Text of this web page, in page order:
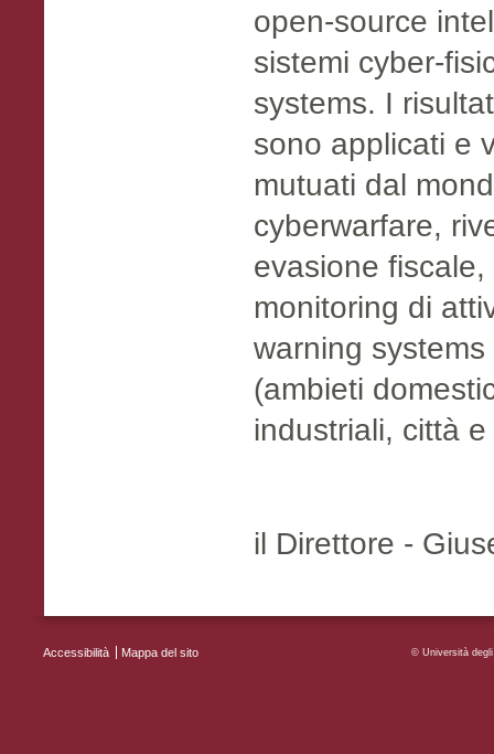
open-source
sistemi cyber-
systems. I
sono applicati e
mutuati dal
cyberwarfare,
evasione
monitoring di
warning
(ambieti
industriali, città e
il Direttore -
© Università degli
MENU FOOTER
Accessibilità Mappa del sito